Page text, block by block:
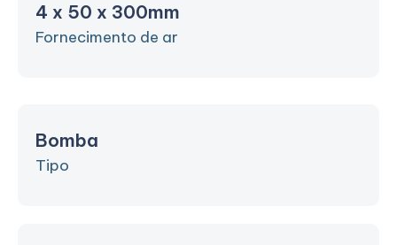
4 x 50 x 300mm
Fornecimento de ar
Bomba
Tipo